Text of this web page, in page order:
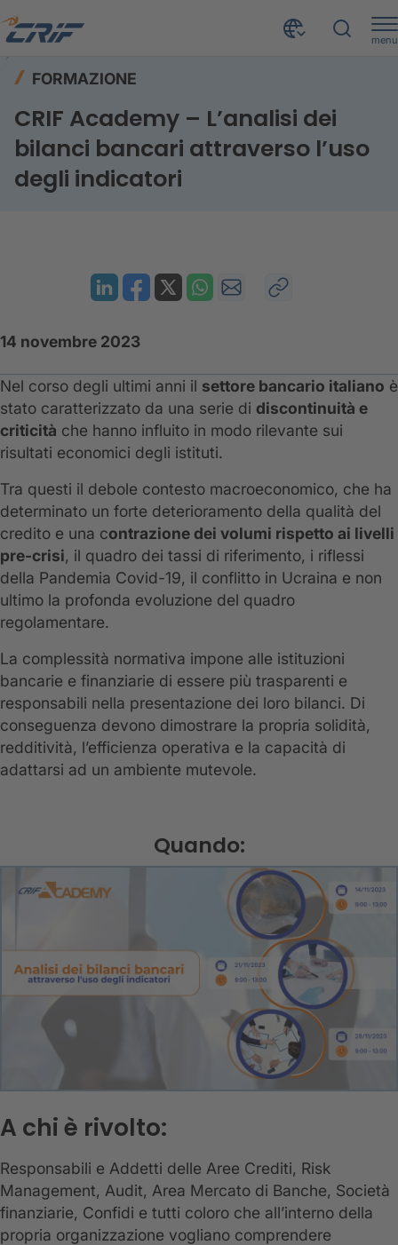
menu
FORMAZIONE
CRIF Academy – L’analisi dei
bilanci bancari attraverso l’uso
degli indicatori
14 novembre 2023
Nel corso degli ultimi anni il settore bancario italiano è
stato caratterizzato da una serie di discontinuità e
criticità che hanno influito in modo rilevante sui
risultati economici degli istituti.
Tra questi il debole contesto macroeconomico, che ha
determinato un forte deterioramento della qualità del
credito e una contrazione dei volumi rispetto ai livelli
pre-crisi, il quadro dei tassi di riferimento, i riflessi
della Pandemia Covid-19, il conflitto in Ucraina e non
ultimo la profonda evoluzione del quadro
regolamentare.
La complessità normativa impone alle istituzioni
bancarie e finanziarie di essere più trasparenti e
responsabili nella presentazione dei loro bilanci. Di
conseguenza devono dimostrare la propria solidità,
redditività, l’efficienza operativa e la capacità di
adattarsi ad un ambiente mutevole.
Quando:
A chi è rivolto:
Responsabili e Addetti delle Aree Crediti, Risk
Management, Audit, Area Mercato di Banche, Società
finanziarie, Confidi e tutti coloro che all’interno della
propria organizzazione vogliano comprendere